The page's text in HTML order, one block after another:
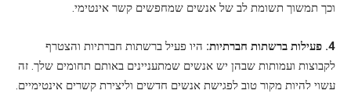
וכך תמשוך תשומת לב של אנשים שמחפשים קשר אינטימי.
היו פעיל ברשתות חברתיות והצטרף
לקבוצות ועמותות שבהן יש אנשים שמתעניינים באותם תחומים שלך. זה
עשוי להיות מקור טוב לפגישת אנשים חדשים וליצירת קשרים אינטימיים.